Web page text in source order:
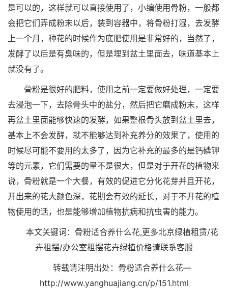
是可以的，这样就可以直接使用了，小编使用骨粉，一般都
会把它们弄成粉末以后，装到容器中，将骨粉打湿，去发酵
上一个月，种花的时候作为底肥使用是非常好的，当然了，
发酵了以后是有臭味的，但是埋到盆土里面去，味道基本上
就没有了。
骨粉是很好的肥料，使用之前一定要做好处理，一定要
去浸泡一下，去除骨头中的盐分，然后把它磨成粉末，这样
再盆土里面能够快速的发酵，如果整根骨头放到盆土里去，
基本上不会发酵，就不能够达到补充养分的效果了，使用的
时候尽可能不要用的太多了，因为它补充的最多的是钙磷钾
等的元素，它们需要的量不是很大，但是对于开花的植物来
说，骨粉就是一个大餐，有效的促进它分化花芽并且开花，
开出来的花大颜色深，花期会有效的延长，对于不开花的植
物使用的话，也是能够增加植物抗病和抗虫害的能力。
本文关键词：骨粉适合养什么花,更多北京绿植租赁/花
卉租摆/办公室租摆花卉绿植价格请联系客服
转载请注明出处：骨粉适合养什么花—
http://www.yanghuajiang.cn/p/151.html